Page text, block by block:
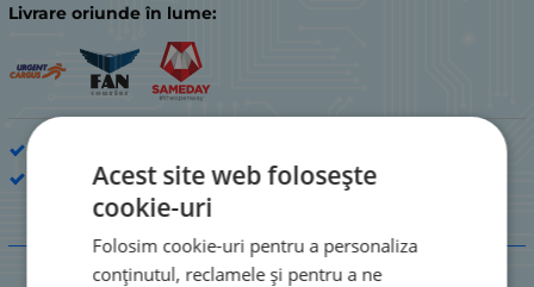
Livrare oriunde în lume:
Descriere
Acest site web folosește
cookie-uri
Folosim cookie-uri pentru a personaliza
conținutul, reclamele și pentru a ne